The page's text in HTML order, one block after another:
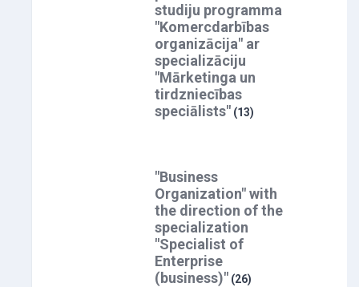
studiju programma
"Komercdarbības
organizācija" ar
specializāciju
"Mārketinga un
tirdzniecības
speciālists" (13)
"Business
Organization" with
the direction of the
specialization
"Specialist of
Enterprise
(business)" (26)